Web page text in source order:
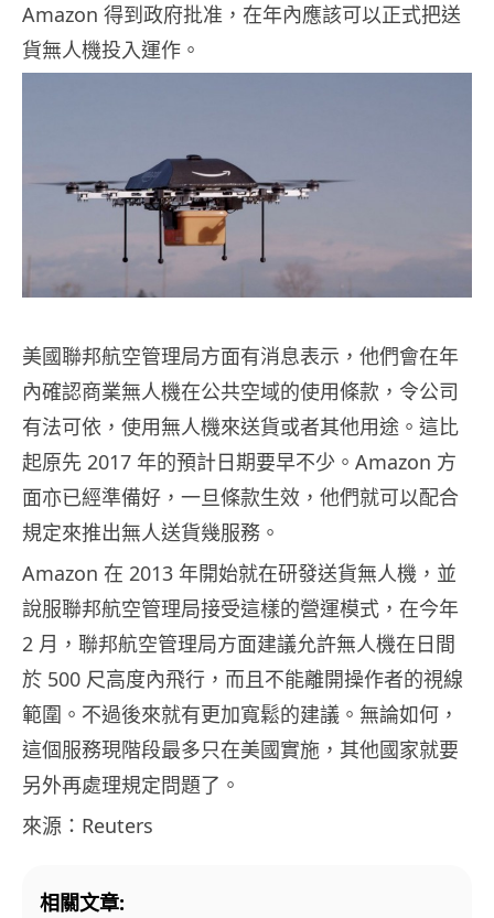
Amazon 得到政府批准，在年內應該可以正式把送
貨無人機投入運作。
美國聯邦航空管理局方面有消息表示，他們會在年
內確認商業無人機在公共空域的使用條款，令公司
有法可依，使用無人機來送貨或者其他用途。這比
起原先 2017 年的預計日期要早不少。Amazon 方
面亦已經準備好，一旦條款生效，他們就可以配合
規定來推出無人送貨幾服務。
Amazon 在 2013 年開始就在研發送貨無人機，並
說服聯邦航空管理局接受這樣的營運模式，在今年
2 月，聯邦航空管理局方面建議允許無人機在日間
於 500 尺高度內飛行，而且不能離開操作者的視線
範圍。不過後來就有更加寬鬆的建議。無論如何，
這個服務現階段最多只在美國實施，其他國家就要
另外再處理規定問題了。
來源：Reuters
相關文章: